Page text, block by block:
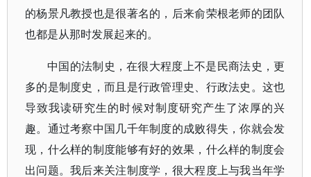
的杨景凡教授也是很著名的，后来俞荣根老师的团队
也都是从那时发展起来的。
中国的法制史，在很大程度上不是民商法史，更
多的是制度史，而且是行政管理史、行政法史。这也
导致我读研究生的时候对制度研究产生了浓厚的兴
趣。通过考察中国几千年制度的成败得失，你就会发
现，什么样的制度能够有好的效果，什么样的制度会
出问题。我后来关注制度学，很大程度上与我当年学